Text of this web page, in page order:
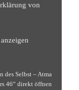
von
des Selbst – Atma
46“ direkt öffnen